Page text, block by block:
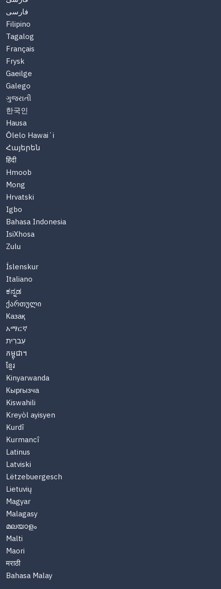
فارسی
Filipino
Tagalog
Français
Frysk
Gaeilge
Galego
ગુજરાતી
한국인
Hausa
Ōlelo Hawaiʻi
Հայերեն
हिंदी
Hmoob
Mong
Hrvatski
Igbo
Bahasa Indonesia
IsiXhosa
Zulu
Íslenskur
Italiano
ಕನ್ನಡ
ქართული
Казақ
አማርኛ
עִברִית
កម្ពុជា។
ខ្មែរ
Kinyarwanda
Кыргызча
Kiswahili
Kreyòl ayisyen
Kurdî
Kurmancî
Latinus
Latviski
Lëtzebuergesch
Lietuvių
Magyar
Malagasy
മലയാളം
Malti
Maori
मराठी
Bahasa Malay